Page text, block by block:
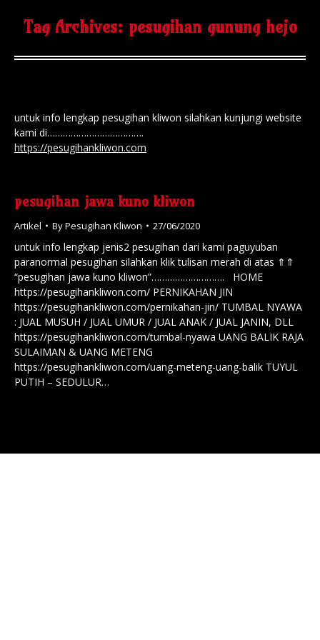
Tag Archives: pesugihan gunung hejo
untuk info lengkap pesugihan kliwon silahkan kunjungi website
kami di……………………………….
https://pesugihankliwon.com
pesugihan jawa kuno kliwon
Artikel ByPesugihan Kliwon 27/06/2020
untuk info lengkap jenis2 pesugihan dari kami paguyuban
paranormal pesugihan silahkan klik tulisan merah di atas ⇑⇑
“pesugihan jawa kuno kliwon”………………………. HOME
https://pesugihankliwon.com/ PERNIKAHAN JIN
https://pesugihankliwon.com/pernikahan-jin/ TUMBAL NYAWA
: JUAL MUSUH / JUAL UMUR / JUAL ANAK / JUAL JANIN, DLL
https://pesugihankliwon.com/tumbal-nyawa UANG BALIK RAJA
SULAIMAN & UANG METENG
https://pesugihankliwon.com/uang-meteng-uang-balik TUYUL
PUTIH – SEDULUR…